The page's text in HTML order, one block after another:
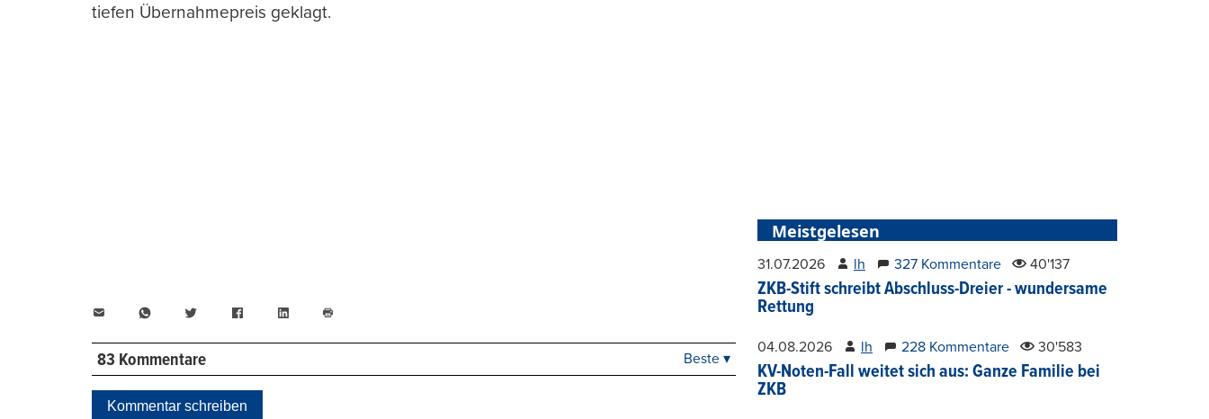
tiefen Übernahmepreis geklagt.
WhatsAppTwitter FacebookLinkedIn
drucken
83 Kommentare Beste ▾
Kommentar schreiben
Meistgelesen
31.07.2026 lh 327 Kommentare 40'137
ZKB-Stift schreibt Abschluss-Dreier - wundersame
Rettung
04.08.2026 lh 228 Kommentare 30'583
KV-Noten-Fall weitet sich aus: Ganze Familie bei
ZKB